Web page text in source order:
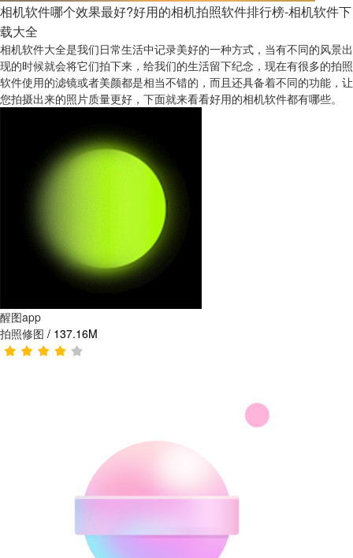
相机软件哪个效果最好?好用的相机拍照软件排行榜-相机软件下
载大全
相机软件大全是我们日常生活中记录美好的一种方式，当有不同的风景出
现的时候就会将它们拍下来，给我们的生活留下纪念，现在有很多的拍照
软件使用的滤镜或者美颜都是相当不错的，而且还具备着不同的功能，让
您拍摄出来的照片质量更好，下面就来看看好用的相机软件都有哪些。
醒图app
拍照修图 / 137.16M